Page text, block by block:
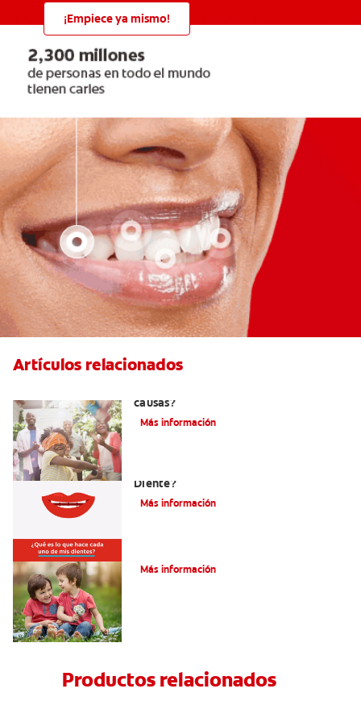
¡Empiece ya mismo!
Artículos relacionados
causas?
Más información
Diente?
Más información
Más información
Productos relacionados